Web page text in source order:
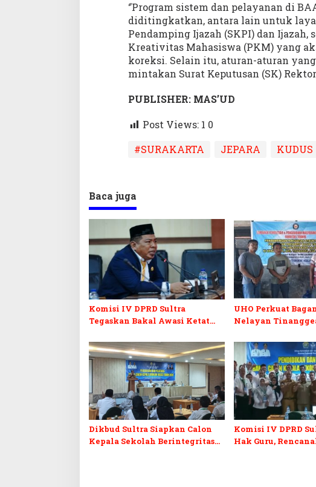
‘’Program sistem dan pelayanan di
diditingkatkan, antara lain untuk
Pendamping Ijazah (SKPI) dan
Kreativitas Mahasiswa (PKM) yang
koreksi. Selain itu, aturan-aturan
mintakan Surat Keputusan (SK)
PUBLISHER: MAS’UD
Post Views: 1 0
#SURAKARTA
JEPARA KUDUS
Baca juga
Komisi IV DPRD Sultra
Tegaskan Bakal Awasi Ketat
Sekolah yang Menyimpang
UHO Perkuat
Nelayan
Dikbud Sultra Siapkan Calon
Kepala Sekolah Berintegritas
Komisi IV DPRD
Hak Guru,